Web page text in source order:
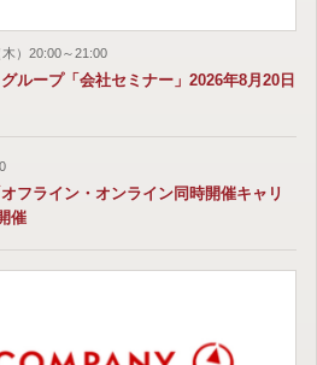
）20:00～21:00
ループ「会社セミナー」2026年8月20日
フライン・オンライン同時開催キャリ
催